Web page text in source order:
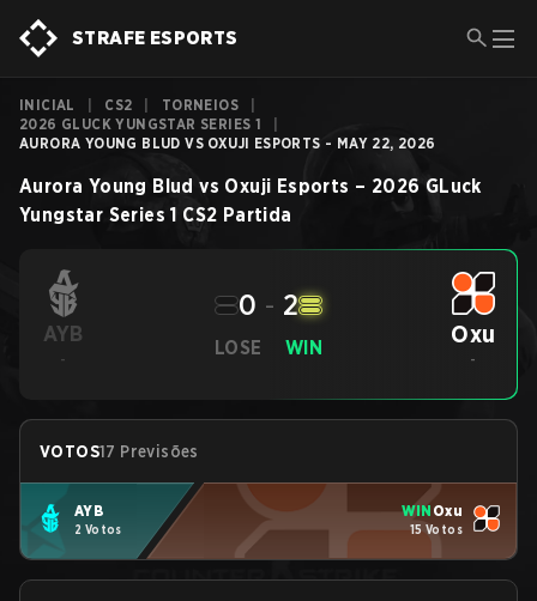
STRAFE ESPORTS
INICIAL CS2 TORNEIOS
2026 GLUCK YUNGSTAR SERIES 1
AURORA YOUNG BLUD VS OXUJI ESPORTS - MAY 22, 2026
Aurora Young Blud vs Oxuji Esports – 2026 GLuck
Yungstar Series 1 CS2 Partida
AYB
-
LOSE
0 - 2
WIN Oxu
-
VOTOS17 Previsões
AYB
2 Votos
WIN Oxu
15 Votos